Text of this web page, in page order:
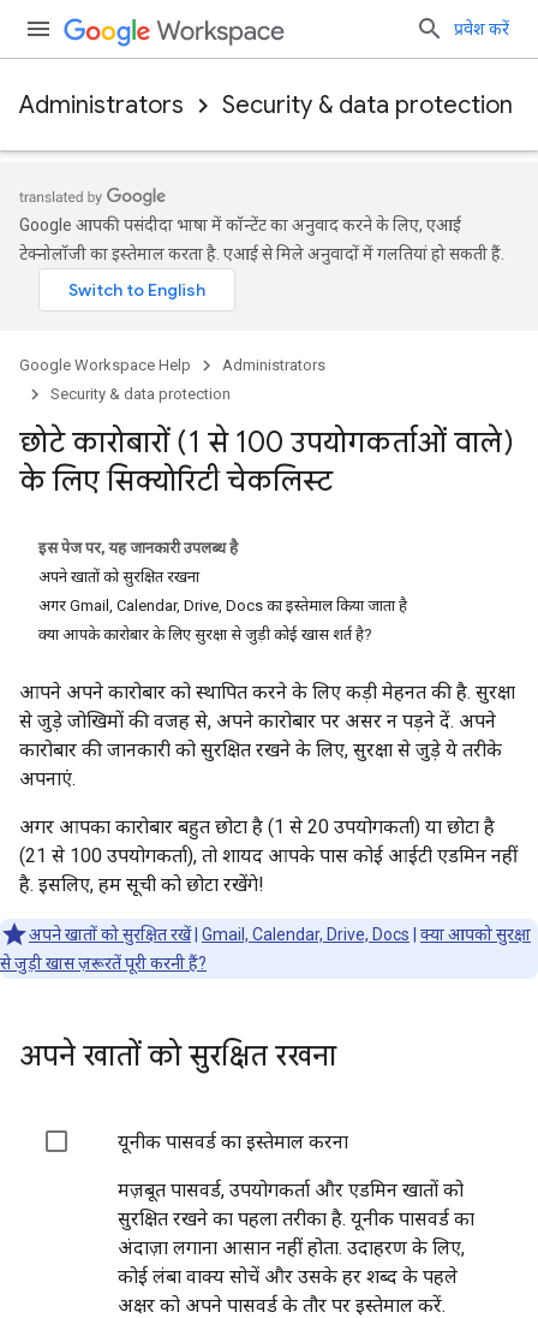
प्रवेश करें
Administrators Security & data protection
Google आपकी पसंदीदा भाषा में कॉन्टेंट का अनुवाद करने के लिए, एआई
टेक्नोलॉजी का इस्तेमाल करता है. एआई से मिले अनुवादों में गलतियां हो सकती हैं.
Google Workspace Help
Administrators
Security & data protection
छोटे कारोबारों (1 से 100 उपयोगकर्ताओं वाले)
के लिए सिक्योरिटी चेकलिस्ट
इस पेज पर, यह जानकारी उपलब्ध है
अपने खातों को सुरक्षित रखना
अगर Gmail, Calendar, Drive, Docs का इस्तेमाल किया जाता है
क्या आपके कारोबार के लिए सुरक्षा से जुड़ी कोई खास शर्त है?
आपने अपने कारोबार को स्थापित करने के लिए कड़ी मेहनत की है. सुरक्षा
से जुड़े जोखिमों की वजह से, अपने कारोबार पर असर न पड़ने दें. अपने
कारोबार की जानकारी को सुरक्षित रखने के लिए, सुरक्षा से जुड़े ये तरीके
अपनाएं.
अगर आपका कारोबार बहुत छोटा है (1 से 20 उपयोगकर्ता) या छोटा है
(21 से 100 उपयोगकर्ता), तो शायद आपके पास कोई आईटी एडमिन नहीं
है. इसलिए, हम सूची को छोटा रखेंगे!
अपने खातों को सुरक्षित रखें| Gmail, Calendar, Drive, Docs
क्या आपको सुरक्षा
से जुड़ी खास ज़रूरतें पूरी करनी हैं?
अपने खातों को सुरक्षित रखना
यूनीक पासवर्ड का इस्तेमाल करना
मज़बूत पासवर्ड, उपयोगकर्ता और एडमिन खातों को
सुरक्षित रखने का पहला तरीका है. यूनीक पासवर्ड का
अंदाज़ा लगाना आसान नहीं होता. उदाहरण के लिए,
कोई लंबा वाक्य सोचें और उसके हर शब्द के पहले
अक्षर को अपने पासवर्ड के तौर पर इस्तेमाल करें.